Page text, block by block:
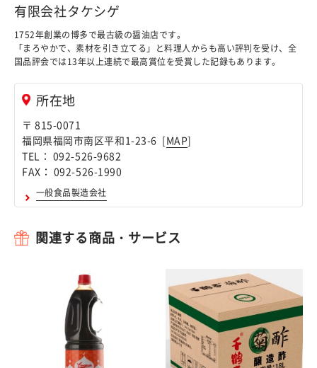
有限会社タケシゲ
1752年創業の博多で最古級の醤油店です。
「まろやかで、素材を引き立てる」と料理人からも高い評判を受け、全
国品評会では13年以上連続で最高賞位を受賞した記録もあります。
所在地
〒 815-0071
福岡県福岡市南区平和1-23-6 [MAP]
TEL： 092-526-9682
FAX： 092-526-1990
一般食品製造会社
関連する商品・サービス